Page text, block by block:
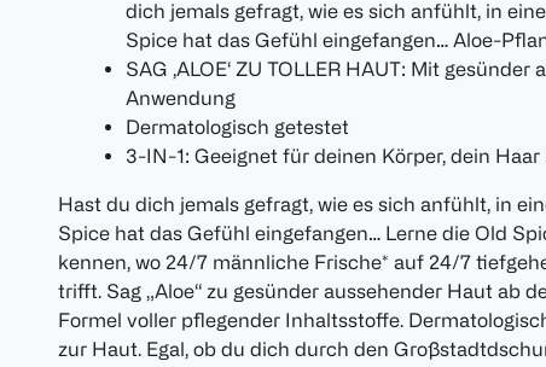
dich jemals gefragt, wie es sich anfühlt, in
Spice hat das Gefühl eingefangen… Aloe-
SAG ‚ALOE‘ ZU TOLLER HAUT: Mit
Anwendung
Dermatologisch getestet
3-IN-1: Geeignet für deinen Körper, dein
Hast du dich jemals gefragt, wie es sich anfühlt, in
Spice hat das Gefühl eingefangen… Lerne die Old
kennen, wo 24/7 männliche Frische* auf 24/7
trifft. Sag „Aloe“ zu gesünder aussehender Haut ab
Formel voller pflegender Inhaltsstoffe.
zur Haut. Egal, ob du dich durch den